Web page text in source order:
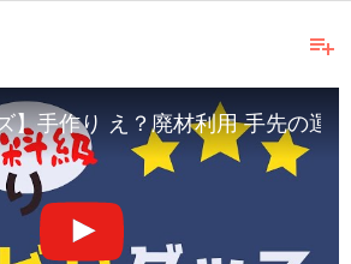
playlist_add
】手作り え？廃材利用 手先の運